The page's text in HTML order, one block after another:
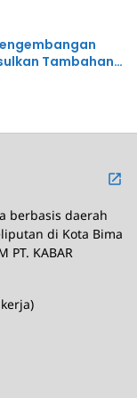
Tambahan
berbasis daerah
di Kota Bima
PT. KABAR